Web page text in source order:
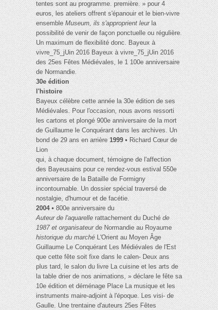
tentes sont au programme. première. » pour 4
euros, les ateliers offrent s'épanouir et le bien-vivre
ensembleMuseum, ils s'approprient leur la
possibilité de venir de façon ponctuelle ou régulière.
Un maximum de flexibilité donc. Bayeux à
vivre_75_jUin 2016 Bayeux à vivre_75_jUin 2016
des 25es Fêtes Médiévales, le 1 100e anniversaire
de Normandie.
30e édition
l'histoire
Bayeux célèbre cette année la 30e édition de ses
Médiévales. Pour l'occasion, nous avons ressorti
les cartons et plongé 900e anniversaire de la mort
de Guillaume le Conquérant dans les archives. Un
bond de 29 ans en arrière1999 •Richard Cœur de
Lion
qui, à chaque document, témoigne de l'affection
des Bayeusains pour ce rendez-vous estival 550e
anniversaire de la Bataille de Formigny
incontournable. Un dossier spécial traversé de
nostalgie, d'humour et de facétie.
2004 •800e anniversaire du
Auteur de l'aquarellerattachement du Duchéde
1987 et organisateurde Normandie au Royaume
historique du marchéL'Orient au Moyen Âge
Guillaume Le Conquérant Les Médiévales de l'Est
que cette fête soit fixe dans le calen- Deux ans
plus tard, le salon du livre La cuisine et les arts de
la table drier de nos animations, » déclare le fête sa
10e édition et déménage Place La musique et les
instruments maire-adjoint à l'époque. Les visi- de
Gaulle. Une trentaine d'auteurs 25es Fêtes